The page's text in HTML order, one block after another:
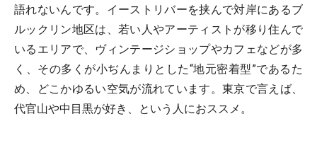
語れないんです。イーストリバーを挟んで対岸にあるブ
ルックリン地区は、若い人やアーティストが移り住んで
いるエリアで、ヴィンテージショップやカフェなどが多
く、その多くが小ぢんまりとした“地元密着型”であるた
め、どこかゆるい空気が流れています。東京で言えば、
代官山や中目黒が好き、という人におススメ。